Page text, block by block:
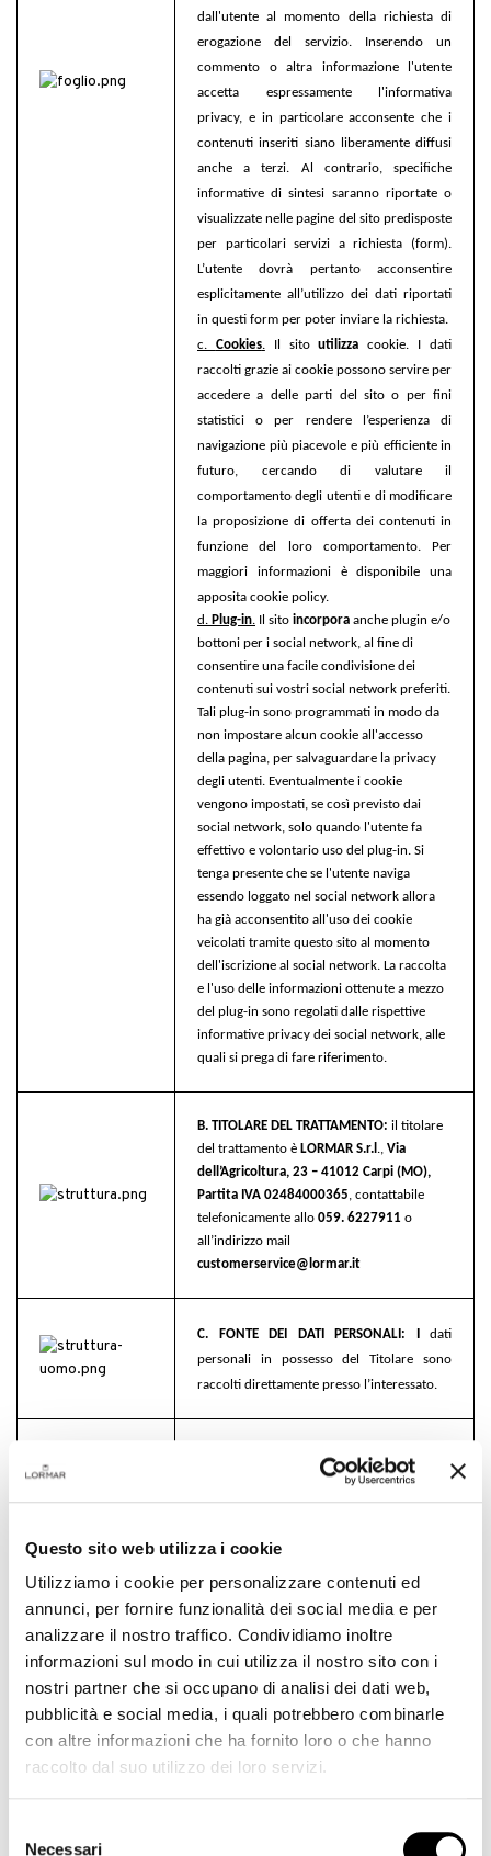
Questo sito web utilizza i cookie
Utilizziamo i cookie per personalizzare contenuti ed
annunci, per fornire funzionalità dei social media e per
analizzare il nostro traffico. Condividiamo inoltre
informazioni sul modo in cui utilizza il nostro sito con i
nostri partner che si occupano di analisi dei dati web,
pubblicità e social media, i quali potrebbero combinarle
con altre informazioni che ha fornito loro o che hanno
raccolto dal suo utilizzo dei loro servizi.
Necessari
dall'utente al momento della richiesta di
erogazione del servizio. Inserendo un
commento o altra informazione l'utente
accetta espressamente l'informativa
privacy, e in particolare acconsente che i
contenuti inseriti siano liberamente diffusi
anche a terzi. Al contrario, specifiche
informative di sintesi saranno riportate o
visualizzate nelle pagine del sito predisposte
per particolari servizi a richiesta (form).
L’utente dovrà pertanto acconsentire
esplicitamente all’utilizzo dei dati riportati
in questi form per poter inviare la richiesta.
c. Cookies.Il sitoutilizza cookie. I dati
raccolti grazie ai cookie possono servire per
accedere a delle parti del sito o per fini
statistici o per rendere l’esperienza di
navigazione più piacevole e più efficiente in
futuro, cercando di valutare il
comportamento degli utenti e di modificare
la proposizione di offerta dei contenuti in
funzione del loro comportamento. Per
maggiori informazioni è disponibile una
apposita cookie policy.
d. Plug-in. Il sito incorpora anche plugin e/o
bottoni per i social network, al fine di
consentire una facile condivisione dei
contenuti sui vostri social network preferiti.
Tali plug-in sono programmati in modo da
non impostare alcun cookie all'accesso
della pagina, per salvaguardare la privacy
degli utenti. Eventualmente i cookie
vengono impostati, se così previsto dai
social network, solo quando l'utente fa
effettivo e volontario uso del plug-in. Si
tenga presente che se l'utente naviga
essendo loggato nel social network allora
ha già acconsentito all'uso dei cookie
veicolati tramite questo sito al momento
dell'iscrizione al social network. La raccolta
e l'uso delle informazioni ottenute a mezzo
del plug-in sono regolati dalle rispettive
informative privacy dei social network, alle
quali si prega di fare riferimento.
B. TITOLARE DEL TRATTAMENTO: il titolare
del trattamento è LORMAR S.r.l ., Via
dell’Agricoltura, 23 – 41012 Carpi (MO),
Partita IVA 02484000365, contattabile
telefonicamente allo 059. 6227911 o
all’indirizzo mail
customerservice@lormar.it
C. FONTE DEI DATI PERSONALI: I
dati
personali in possesso del Titolare sono
raccolti direttamente presso l’interessato.
D. FINALITÀ DI TRATTAMENTO DEI DATI E
l trattamento dei Suoi dati
ha come finalità e base giuridica:
giuridica è il legittimo interesse del titolare e
la finalità è garantire e migliorare
Per i dati forniti volontariamente
dall’utente, la base giuridica è il consenso e,
per l’invio di mail ai nostri indirizzi, la
finalità è poter inviare risposte alle richieste
specifiche effettuate dall’utente; per i form
la finalità è indicata nella specifica
informativa.